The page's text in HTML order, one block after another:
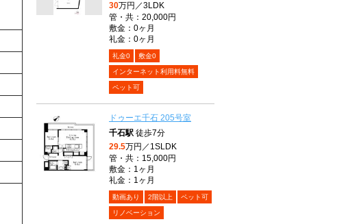
30万円／3LDK
管・共：20,000円
敷金：0ヶ月
礼金：0ヶ月
礼金0 敷金0
インターネット利用料無料
ペット可
ドゥーエ千石 205号室
千石駅 徒歩7分
29.5万円／1SLDK
管・共：15,000円
敷金：1ヶ月
礼金：1ヶ月
動画あり 2階以上 ペット可
リノベーション